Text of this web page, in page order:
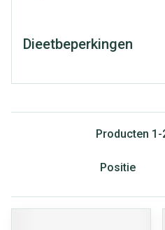
Dieetbeperkingen
Producten 1 -
Sorteer op: